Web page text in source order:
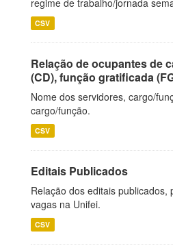
regime de trabalho/jornada
CSV
Relação de ocupantes de
(CD), função gratificada
Nome dos servidores, cargo/
cargo/função.
CSV
Editais Publicados
Relação dos editais publicados,
vagas na Unifei.
CSV